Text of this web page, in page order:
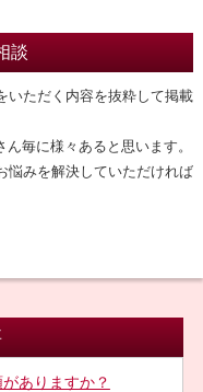
談
いただく内容を抜粋して掲載
毎に様々あると思います。
悩みを解決していただければ
ありますか？